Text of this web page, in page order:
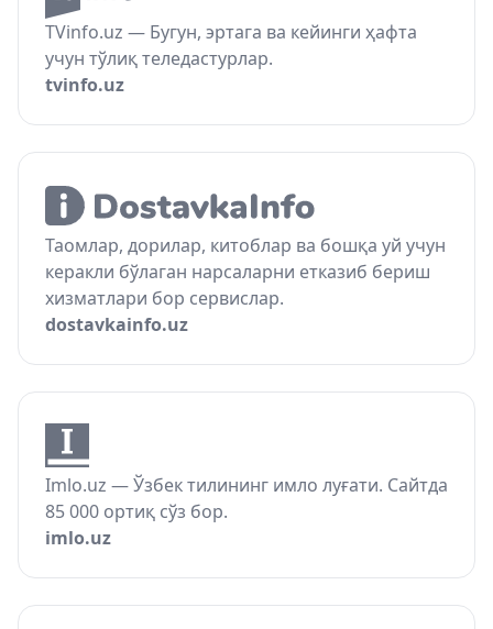
TVinfo.uz — Бугун, эртага ва кейинги ҳафта
учун тўлиқ теледастурлар.
tvinfo.uz
Таомлар, дорилар, китоблар ва бошқа уй учун
керакли бўлаган нарсаларни етказиб бериш
хизматлари бор сервислар.
dostavkainfo.uz
Imlo.uz — Ўзбек тилининг имло луғати. Сайтда
85 000 ортиқ сўз бор.
imlo.uz